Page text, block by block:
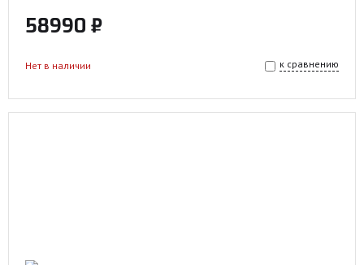
58990 ₽
к сравнению
Нет в наличии